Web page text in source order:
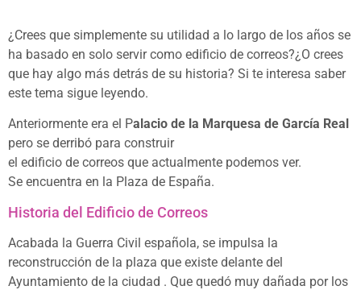
¿Crees que simplemente su utilidad a lo largo de los años se
ha basado en solo servir como edificio de correos?¿O crees
que hay algo más detrás de su historia? Si te interesa saber
este tema sigue leyendo.
Anteriormente era el Palacio de la Marquesa de García Real
pero se derribó para construir
el edificio de correos que actualmente podemos ver.
Se encuentra en la Plaza de España.
Historia del Edificio de Correos
Acabada la Guerra Civil española, se impulsa la
reconstrucción de la plaza que existe delante del
Ayuntamiento de la ciudad . Que quedó muy dañada por los